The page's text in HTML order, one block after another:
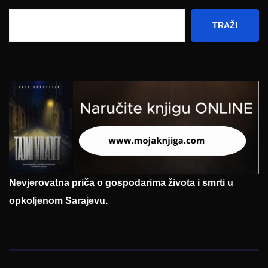
TRAŽI
Nevjerovatna priča o gospodarima života i smrti u
opkoljenom Sarajevu.